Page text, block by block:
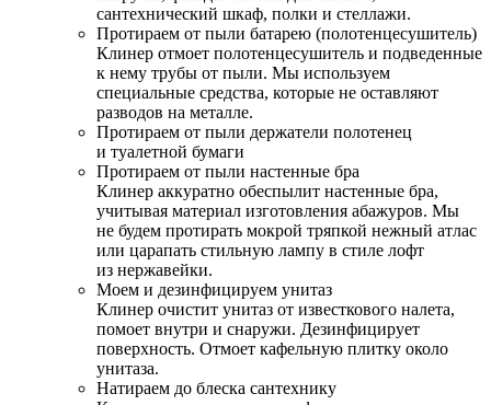
сантехнический шкаф, полки и стеллажи.
Протираем от пыли батарею (полотенцесушитель)
Клинер отмоет полотенцесушитель и подведенные
к нему трубы от пыли. Мы используем
специальные средства, которые не оставляют
разводов на металле.
Протираем от пыли держатели полотенец
и туалетной бумаги
Протираем от пыли настенные бра
Клинер аккуратно обеспылит настенные бра,
учитывая материал изготовления абажуров. Мы
не будем протирать мокрой тряпкой нежный атлас
или царапать стильную лампу в стиле лофт
из нержавейки.
Моем и дезинфицируем унитаз
Клинер очистит унитаз от известкового налета,
помоет внутри и снаружи. Дезинфицирует
поверхность. Отмоет кафельную плитку около
унитаза.
Натираем до блеска сантехнику